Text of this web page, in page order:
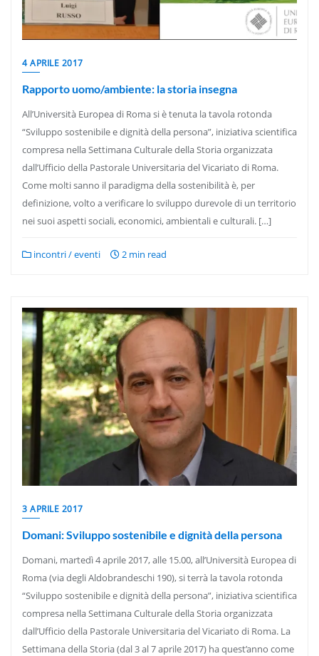
4 APRILE 2017
Rapporto uomo/ambiente: la storia insegna
All’Università Europea di Roma si è tenuta la tavola rotonda
“Sviluppo sostenibile e dignità della persona”, iniziativa scientifica
compresa nella Settimana Culturale della Storia organizzata
dall’Ufficio della Pastorale Universitaria del Vicariato di Roma.
Come molti sanno il paradigma della sostenibilità è, per
definizione, volto a verificare lo sviluppo durevole di un territorio
nei suoi aspetti sociali, economici, ambientali e culturali. […]
incontri / eventi 2 min read
3 APRILE 2017
Domani: Sviluppo sostenibile e dignità della persona
Domani, martedì 4 aprile 2017, alle 15.00, all’Università Europea di
Roma (via degli Aldobrandeschi 190), si terrà la tavola rotonda
“Sviluppo sostenibile e dignità della persona”, iniziativa scientifica
compresa nella Settimana Culturale della Storia organizzata
dall’Ufficio della Pastorale Universitaria del Vicariato di Roma. La
Settimana della Storia (dal 3 al 7 aprile 2017) ha quest’anno come